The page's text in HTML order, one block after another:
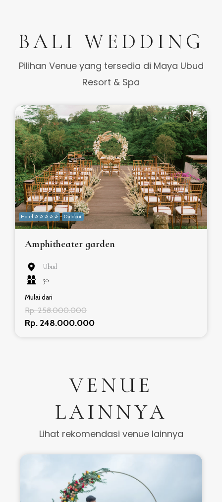
BALI WEDDING
Pilihan Venue yang tersedia di Maya Ubud
Resort & Spa
Hotel ✰ ✰ ✰ ✰ ✰ Outdoor
Amphitheater garden
Ubud
50
Mulai dari
Rp. 258.000.000
Rp. 248.000.000
VENUE
LAINNYA
Lihat rekomendasi venue lainnya